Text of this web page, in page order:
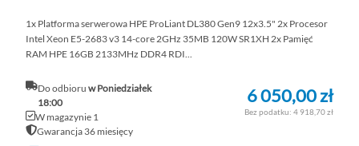
1x Platforma serwerowa HPE ProLiant DL380 Gen9 12x3.5" 2x Procesor
Intel Xeon E5-2683 v3 14-core 2GHz 35MB 120W SR1XH 2x Pamięć
RAM HPE 16GB 2133MHz DDR4 RDI...
Do odbioru w Poniedziałek
18:00
W magazynie 1
Gwarancja 36 miesięcy
6 050,00 zł
4 918,70 zł